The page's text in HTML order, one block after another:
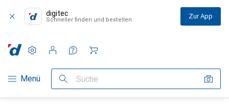
digitec
Schneller finden und bestellen Zur App
Navigation nach Kategorien
Menü Suche
Einstellungen
Kundenkonto
Vergleichslisten
Merklisten
Warenkorb